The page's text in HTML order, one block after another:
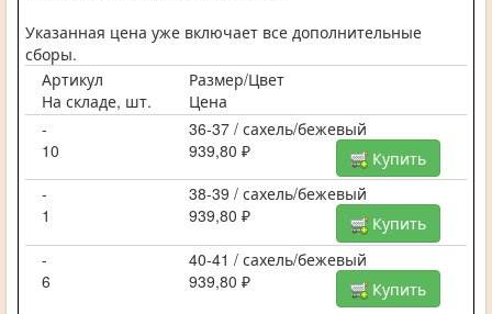
Указанная цена уже включает все дополнительные
сборы.
Артикул
Размер/Цвет
На складе, шт.
Цена
-
36-37 / сахель/бежевый
10
939,80 ₽
Купить
-
38-39 / сахель/бежевый
1
939,80 ₽
Купить
-
40-41 / сахель/бежевый
6
939,80 ₽ Купить